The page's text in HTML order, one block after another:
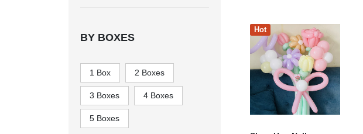
BY BOXES
1 Box 2 Boxes
3 Boxes 4 Boxes
5 Boxes
Hot